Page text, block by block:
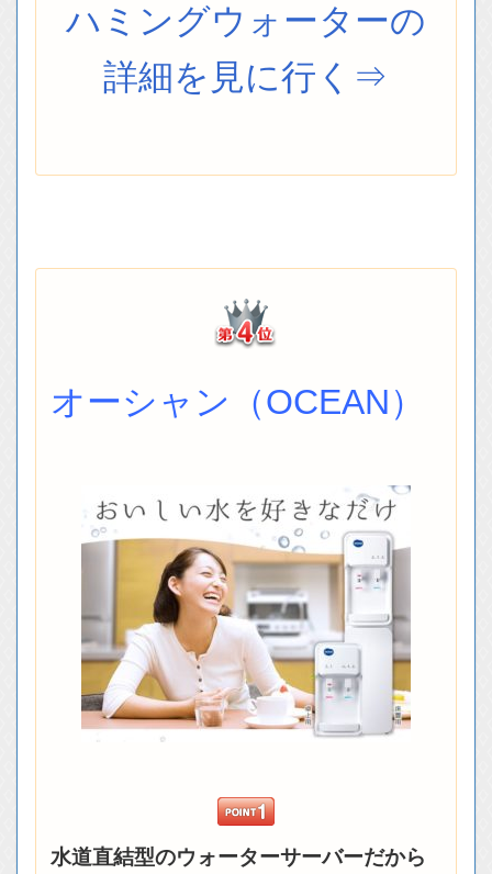
ハミングウォーターの
詳細を見に行く⇒
オーシャン（OCEAN）
水道直結型のウォーターサーバーだから